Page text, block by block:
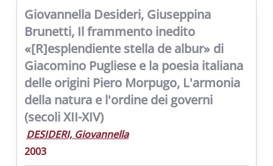
Giovannella Desideri, Giuseppina
Brunetti, Il frammento inedito
«[R]esplendiente stella de albur» di
Giacomino Pugliese e la poesia italiana
delle origini Piero Morpugo, L'armonia
della natura e l'ordine dei governi
(secoli XII-XIV)
DESIDERI, Giovannella
2003